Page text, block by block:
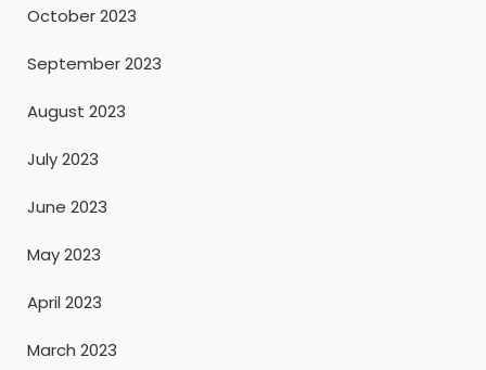
October 2023
September 2023
August 2023
July 2023
June 2023
May 2023
April 2023
March 2023